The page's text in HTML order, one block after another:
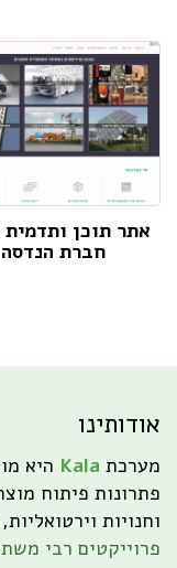
אתר תוכן ותדמית
חברת הנדסה
אודותינו
מערכת Kala היא
פתרונות פיתוח
וחנויות וירטואליות,
פרוייקטים רבי